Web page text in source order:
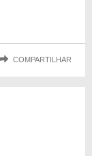
COMPARTILHAR